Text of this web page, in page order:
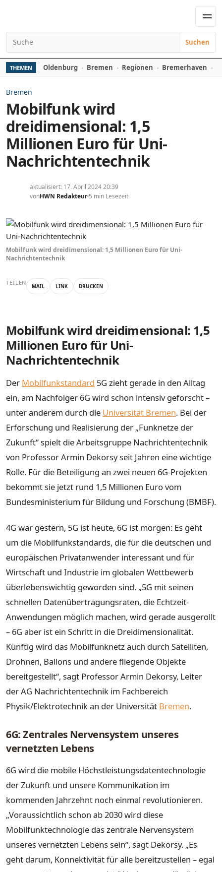
Suchen nach:
Suchen
THEMEN Oldenburg Bremen Regionen Bremerhaven
Bremen
Mobilfunk wird
dreidimensional: 1,5
Millionen Euro für Uni-
Nachrichtentechnik
aktualisiert: 17. April 2024 20:39
vonHWN Redakteur 5 min Lesezeit
Mobilfunk wird dreidimensional: 1,5 Millionen Euro für Uni-
Nachrichtentechnik
TEILEN MAIL LINK DRUCKEN
Mobilfunk wird dreidimensional: 1,5
Millionen Euro für Uni-
Nachrichtentechnik
Der Mobilfunkstandard 5G zieht gerade in den Alltag
ein, am Nachfolger 6G wird schon intensiv geforscht –
unter anderem durch die Universität Bremen. Bei der
Erforschung und Realisierung der „Funknetze der
Zukunft“ spielt die Arbeitsgruppe Nachrichtentechnik
von Professor Armin Dekorsy seit Jahren eine wichtige
Rolle. Für die Beteiligung an zwei neuen 6G-Projekten
bekommt sie jetzt rund 1,5 Millionen Euro vom
Bundesministerium für Bildung und Forschung (BMBF).
4G war gestern, 5G ist heute, 6G ist morgen: Es geht
um die Mobilfunkstandards, die für die deutschen und
europäischen Privatanwender interessant und für
Wirtschaft und Industrie im globalen Wettbewerb
überlebenswichtig geworden sind. „5G mit seinen
schnellen Datenübertragungsraten, die Echtzeit-
Anwendungen möglich machen, wird gerade ausgerollt
– 6G aber ist ein Schritt in die Dreidimensionalität.
Künftig wird das Mobilfunknetz auch durch Satelliten,
Drohnen, Ballons und andere fliegende Objekte
bereitgestellt“, sagt Professor Armin Dekorsy, Leiter
der AG Nachrichtentechnik im Fachbereich
Physik/Elektrotechnik an der Universität Bremen.
6G: Zentrales Nervensystem unseres
vernetzten Lebens
6G wird die mobile Höchstleistungsdatentechnologie
der Zukunft und unsere Kommunikation im
kommenden Jahrzehnt noch einmal revolutionieren.
„Voraussichtlich schon ab 2030 wird diese
Mobilfunktechnologie das zentrale Nervensystem
unseres vernetzten Lebens sein“, sagt Dekorsy. „Es
geht darum, Konnektivität für alle bereitzustellen – egal